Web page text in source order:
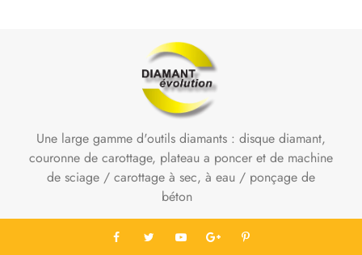
Une large gamme d'outils diamants : disque diamant,
couronne de carottage, plateau a poncer et de machine
de sciage / carottage à sec, à eau / ponçage de
béton